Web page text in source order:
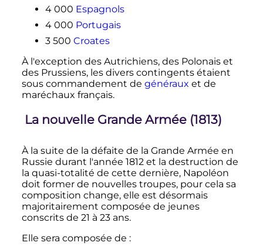
4 000 Espagnols
4 000 Portugais
3 500 Croates
À l'exception des Autrichiens, des Polonais et
des Prussiens, les divers contingents étaient
sous commandement de généraux et de
maréchaux français.
La nouvelle Grande Armée (1813)
À la suite de la défaite de la Grande Armée en
Russie durant l'année 1812 et la destruction de
la quasi-totalité de cette dernière, Napoléon
doit former de nouvelles troupes, pour cela sa
composition change, elle est désormais
majoritairement composée de jeunes
conscrits de 21 à 23 ans.
Elle sera composée de :